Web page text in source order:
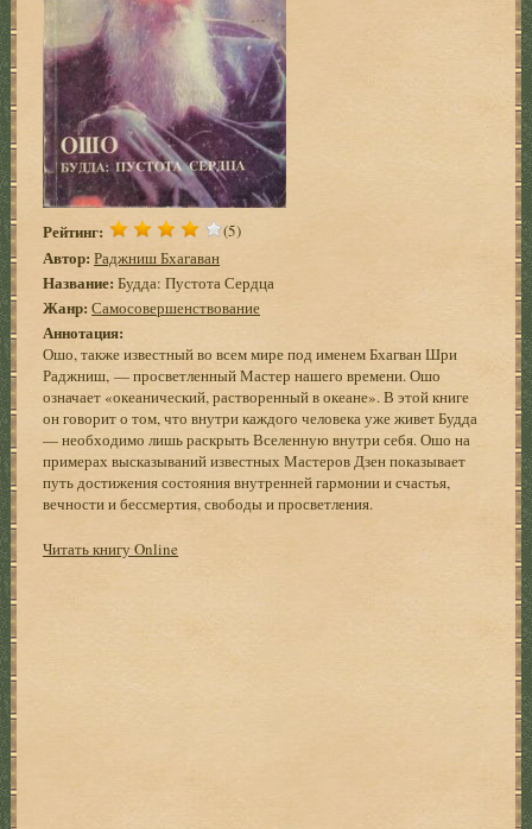
Рейтинг: (5)
Автор: Раджниш Бхагаван
Название: Будда: Пустота Сердца
Жанр: Самосовершенствование
Аннотация:
Ошо, также известный во всем мире под именем Бхагван Шри
Раджниш, — просветленный Мастер нашего времени. Ошо
означает «океанический, растворенный в океане». В этой книге
он говорит о том, что внутри каждого человека уже живет Будда
— необходимо лишь раскрыть Вселенную внутри себя. Ошо на
примерах высказываний известных Мастеров Дзен показывает
путь достижения состояния внутренней гармонии и счастья,
вечности и бессмертия, свободы и просветления.
Читать книгу Online